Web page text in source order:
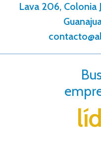
Lava 206, Colonia